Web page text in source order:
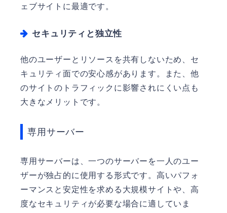
ェブサイトに最適です。
セキュリティと独立性
他のユーザーとリソースを共有しないため、セ
キュリティ面での安心感があります。また、他
のサイトのトラフィックに影響されにくい点も
大きなメリットです。
専用サーバー
専用サーバーは、一つのサーバーを一人のユー
ザーが独占的に使用する形式です。高いパフォ
ーマンスと安定性を求める大規模サイトや、高
度なセキュリティが必要な場合に適していま